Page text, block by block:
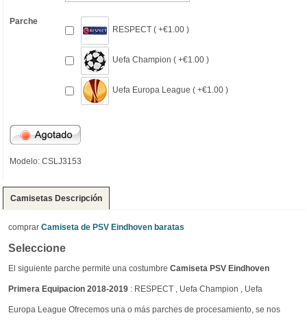
Parche
RESPECT ( +€1.00 )
Uefa Champion ( +€1.00 )
Uefa Europa League ( +€1.00 )
Modelo: CSLJ3153
Camisetas Descripción
comprar Camiseta de PSV Eindhoven baratas
Seleccione
El siguiente parche permite una costumbre Camiseta PSV Eindhoven
Primera Equipacion 2018-2019 : RESPECT , Uefa Champion , Uefa
Europa League Ofrecemos una o más parches de procesamiento, se nos